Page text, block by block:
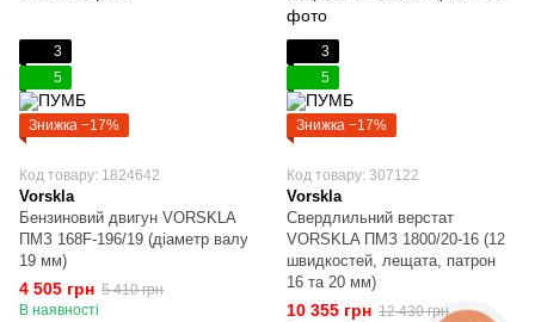
3
5
Знижка −17%
Код товару: 1824642
Vorskla
Бензиновий двигун VORSKLA
ПМЗ 168F-196/19 (діаметр валу
19 мм)
4 505 грн 5 410 грн
В наявності
3
5
Знижка −17%
Код товару: 307122
Vorskla
Свердлильний верстат
VORSKLA ПМЗ 1800/20-16 (12
швидкостей, лещата, патрон
16 та 20 мм)
10 355 грн 12 430 грн